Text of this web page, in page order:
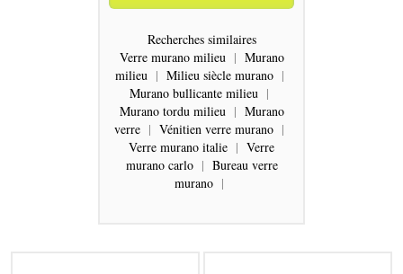
Recherches similaires
Verre murano milieu | Murano
milieu | Milieu siècle murano |
Murano bullicante milieu |
Murano tordu milieu | Murano
verre | Vénitien verre murano |
Verre murano italie | Verre
murano carlo | Bureau verre
murano |